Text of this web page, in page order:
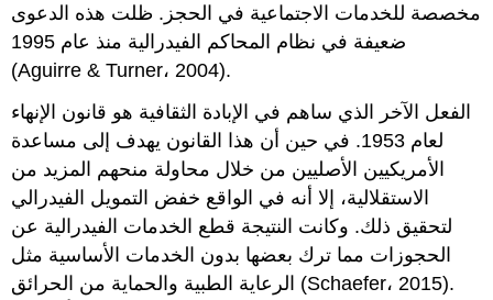
مخصصة للخدمات الاجتماعية في الحجز. ظلت هذه الدعوى
ضعيفة في نظام المحاكم الفيدرالية منذ عام 1995
(Aguirre & Turner، 2004).
الفعل الآخر الذي ساهم في الإبادة الثقافية هو قانون الإنهاء
لعام 1953. في حين أن هذا القانون يهدف إلى مساعدة
الأمريكيين الأصليين من خلال محاولة منحهم المزيد من
الاستقلالية، إلا أنه في الواقع خفض التمويل الفيدرالي
لتحقيق ذلك. وكانت النتيجة قطع الخدمات الفيدرالية عن
الحجوزات مما ترك بعضها بدون الخدمات الأساسية مثل
الرعاية الطبية والحماية من الحرائق (Schaefer، 2015).